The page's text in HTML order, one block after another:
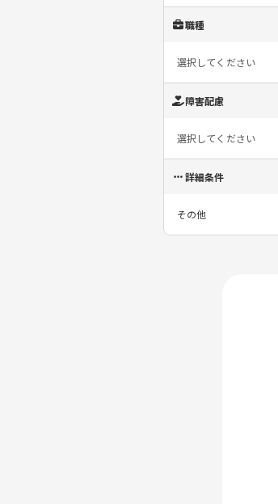
職種
選択してください
障害配慮
選択してください
詳細条件
その他